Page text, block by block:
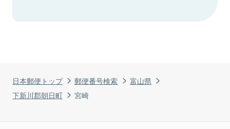
日本郵便トップ 郵便番号検索
富山県
下新川郡朝日町
宮崎